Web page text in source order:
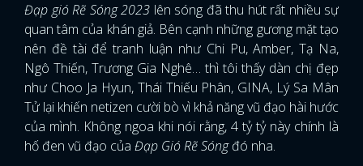
Đạp gió Rẽ Sóng 2023 lên sóng đã thu hút rất nhiều sự
quan tâm của khán giả. Bên cạnh những gương mặt tạo
nên đề tài để tranh luận như Chi Pu, Amber, Tạ Na,
Ngô Thiến, Trương Gia Nghê… thì tôi thấy dàn chị đẹp
như Choo Ja Hyun, Thái Thiếu Phân, GINA, Lý Sa Mân
Tử lại khiến netizen cười bò vì khả năng vũ đạo hài hước
của mình. Không ngoa khi nói rằng, 4 tỷ tỷ này chính là
hố đen vũ đạo của Đạp Gió Rẽ Sóngđó nha.